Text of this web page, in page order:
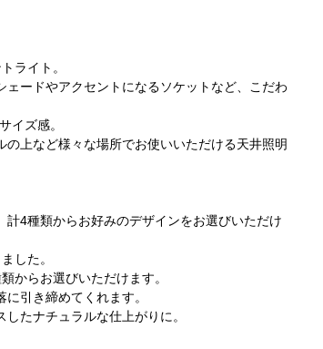
ライト。
ードやアクセントになるソケットなど、こだわ
イズ感。
上など様々な場所でお使いいただける天井照明
4種類からお好みのデザインをお選びいただけ
した。
からお選びいただけます。
引き締めてくれます。
たナチュラルな仕上がりに。